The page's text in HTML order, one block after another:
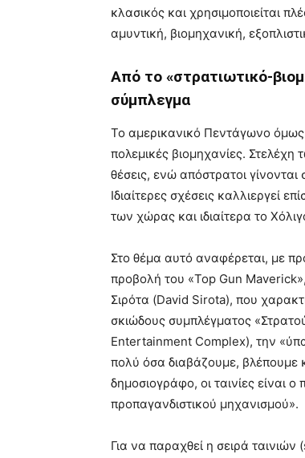
κλασικός και χρησιμοποιείται
αμυντική, βιομηχανική,
Από το «στρατιωτικό-
σύμπλεγμα
Το αμερικανικό Πεντάγωνο όμως
πολεμικές βιομηχανίες.
θέσεις, ενώ απόστρατοι
Ιδιαίτερες σχέσεις καλλιεργεί
των χώρας και ιδιαίτερα το
Στο θέμα αυτό αναφέρεται, με
προβολή του «Top Gun
Σιρότα (David Sirota), που
σκιώδους συμπλέγματος
Entertainment Complex), την
πολύ όσα διαβάζουμε, βλέπουμε
δημοσιογράφο, οι ταινίες είναι
προπαγανδιστικού μηχανισμού».
Για να παραχθεί η σειρά